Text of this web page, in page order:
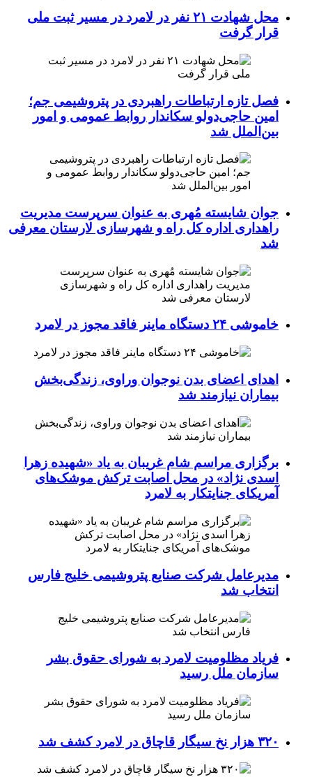
محل شهادت ۲۱ نفر در لامرد در مسیر ثبت ملی
قرار گرفت
فصل تازه ارتباطات راهبردی در پتروشیمی جم؛
امین حاجی‌دولو سکاندار روابط عمومی و امور
بین‌الملل شد
جوان شایسته مُهری به عنوان سرپرست مدیریت
راهداری اداره کل راه و شهرسازی لارستان معرفی
شد
خاموشی ۲۴ دستگاه ماینر فاقد مجوز در لامرد
اهدای اعضای بدن نوجوان وراوی، زندگی‌بخش
بیماران نیازمند شد
برگزاری مراسم شام غریبان به یاد «شهیده زهرا
اسدی نژاد» در محل اصابت ترکش موشک‌های
آمریکای جنایتکار به لامرد
مدیرعامل شرکت صنایع پتروشیمی خلیج فارس
انتخاب شد
فریاد مظلومیت لامرد به شورای حقوق بشر
سازمان ملل رسید
۳۲۰ هزار نخ سیگار قاچاق در لامرد کشف شد